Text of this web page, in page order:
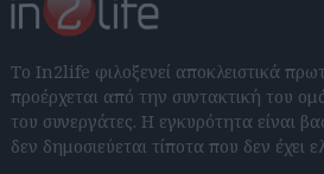
Το In2life φιλοξενεί αποκλειστικά
προέρχεται από την συντακτική του
του συνεργάτες. Η εγκυρότητα είναι
δεν δημοσιεύεται τίποτα που δεν έχει